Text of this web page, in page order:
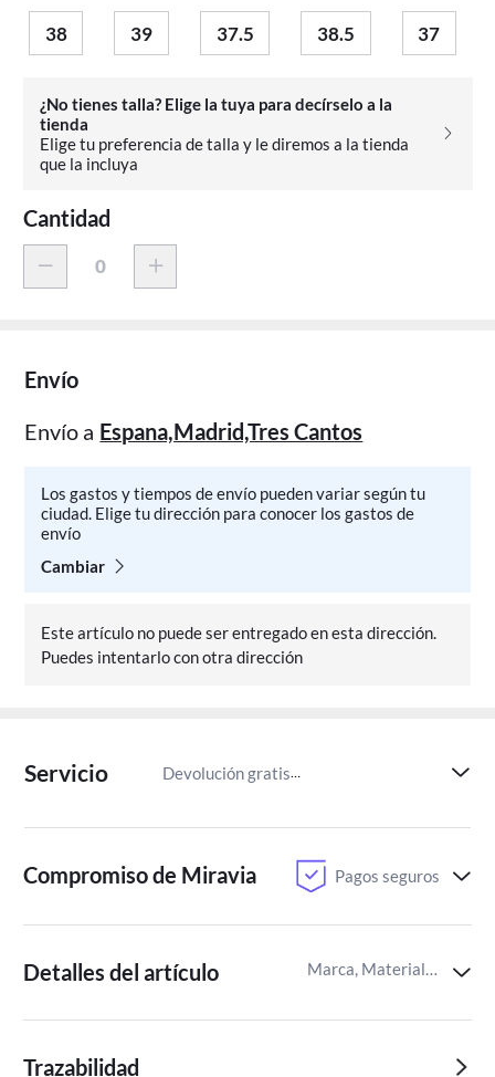
38 39 37.5 38.5 37
¿No tienes talla? Elige la tuya para decírselo a la
tienda
Elige tu preferencia de talla y le diremos a la tienda
que la incluya
Cantidad
Envío
Envío a Espana,Madrid,Tres Cantos
Los gastos y tiempos de envío pueden variar según tu
ciudad. Elige tu dirección para conocer los gastos de
envío
Cambiar
Este artículo no puede ser entregado en esta dirección.
Puedes intentarlo con otra dirección
Servicio Devolución gratis Paga
Compromiso de Miravia Pagos seguros
Detalles del artículo Marca, Material de confección,Identificador del artículo de Miravia
Trazabilidad